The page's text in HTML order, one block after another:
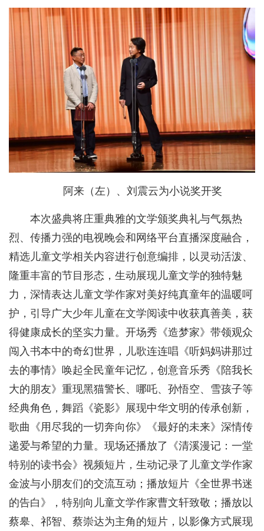
阿来（左）、刘震云为小说奖开奖
本次盛典将庄重典雅的文学颁奖典礼与气氛热
烈、传播力强的电视晚会和网络平台直播深度融合，
精选儿童文学相关内容进行创意编排，以灵动活泼、
隆重丰富的节目形态，生动展现儿童文学的独特魅
力，深情表达儿童文学作家对美好纯真童年的温暖呵
护，引导广大少年儿童在文学阅读中收获真善美，获
得健康成长的坚实力量。开场秀《造梦家》带领观众
闯入书本中的奇幻世界，儿歌连连唱《听妈妈讲那过
去的事情》唤起全民童年记忆，创意音乐秀《陪我长
大的朋友》重现黑猫警长、哪吒、孙悟空、雪孩子等
经典角色，舞蹈《瓷影》展现中华文明的传承创新，
歌曲《用尽我的一切奔向你》《最好的未来》深情传
递爱与希望的力量。现场还播放了《清溪漫记：一堂
特别的读书会》视频短片，生动记录了儿童文学作家
金波与小朋友们的交流互动；播放短片《全世界书迷
的告白》，特别向儿童文学作家曹文轩致敬；播放以
蔡皋、祁智、蔡崇达为主角的短片，以影像方式展现